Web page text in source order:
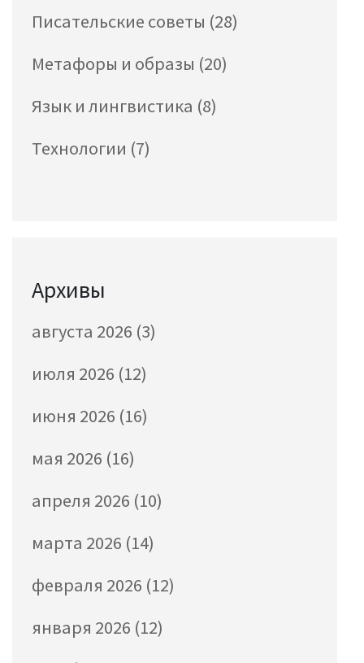
Писательские советы (28)
Метафоры и образы (20)
Язык и лингвистика (8)
Технологии (7)
Архивы
августа 2026 (3)
июля 2026 (12)
июня 2026 (16)
мая 2026 (16)
апреля 2026 (10)
марта 2026 (14)
февраля 2026 (12)
января 2026 (12)